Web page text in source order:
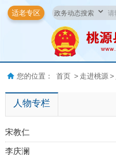
适老专区
您的位置： 首页 > 走进桃源 >
人物专栏
宋教仁
李庆澜